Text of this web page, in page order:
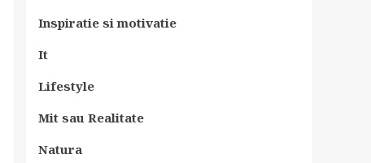
Inspiratie si motivatie
It
Lifestyle
Mit sau Realitate
Natura